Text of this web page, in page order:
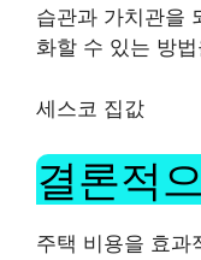
습관과 가치관을
화할 수 있는 방
세스코 집값
결론적
주택 비용을 효과